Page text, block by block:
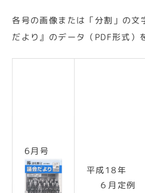
各号の画像または「分割」の文
だより』のデータ（PDF形式）
6月号
平成18年
６月定例